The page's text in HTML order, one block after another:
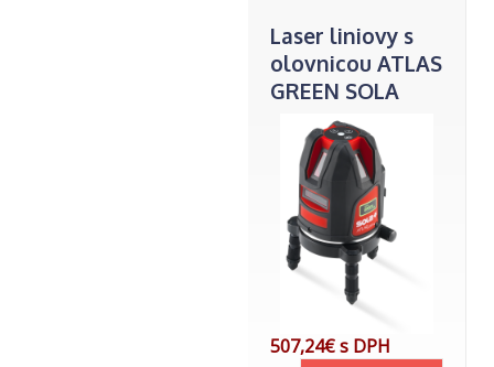
Laser liniovy s
olovnicou ATLAS
GREEN SOLA
507,24€ s DPH